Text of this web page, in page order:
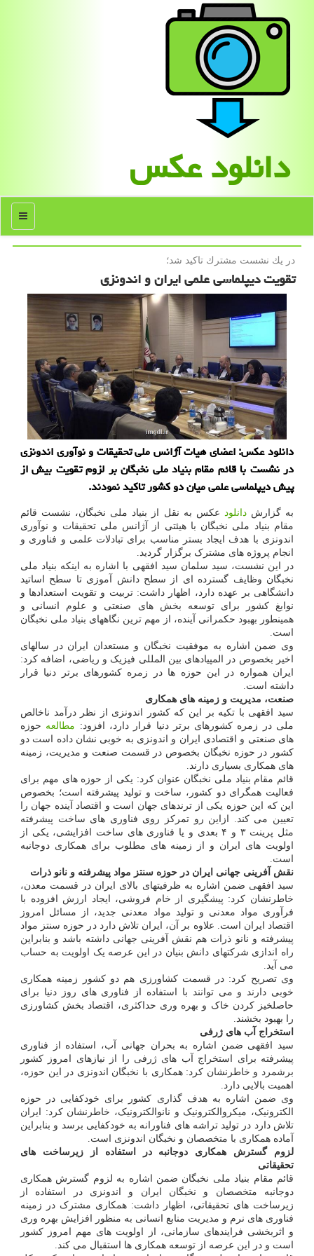
دانلود عكس
منو
در یك نشست مشترك تاكید شد؛
تقویت دیپلماسی علمی ایران و اندونزی
دانلود عکس: اعضای هیات آژانس ملی تحقیقات و نوآوری اندونزی
در نشست با قائم مقام بنیاد ملی نخبگان بر لزوم تقویت بیش از
پیش دیپلماسی علمی میان دو کشور تاکید نمودند.
به گزارشدانلود عکس به نقل از بنیاد ملی نخبگان، نشست قائم
مقام بنیاد ملی نخبگان با هیئتی از آژانس ملی تحقیقات و نوآوری
اندونزی با هدف ایجاد بستر مناسب برای تبادلات علمی و فناوری و
انجام پروژه های مشترک برگزار گردید.
در این نشست، سید سلمان سید افقهی با اشاره به اینکه بنیاد ملی
نخبگان وظایف گسترده‎ ای از سطح دانش آموزی تا سطح اساتید
دانشگاهی بر عهده دارد، اظهار داشت: تربیت و تقویت استعدادها و
نوابغ کشور برای توسعه بخش های صنعتی و علوم انسانی و
همینطور بهبود حکمرانی آینده، از مهم ترین نگاههای بنیاد ملی نخبگان
است.
وی ضمن اشاره به موفقیت نخبگان و مستعدان ایران در سالهای
اخیر بخصوص در المپیادهای بین المللی فیزیک و ریاضی، اضافه کرد:
ایران همواره در این حوزه ها در زمره کشورهای برتر دنیا قرار
داشته است.
صنعت، مدیریت و زمینه های همکاری
سید افقهی با تکیه بر این که کشور اندونزی از نظر درآمد ناخالص
ملی در زمره کشورهای برتر دنیا قرار دارد، افزود: مطالعه حوزه
های صنعتی و اقتصادی ایران و اندونزی به خوبی نشان داده است دو
کشور در حوزه نخبگان بخصوص در قسمت صنعت و مدیریت، زمینه
های همکاری بسیاری دارند.
قائم مقام بنیاد ملی نخبگان عنوان کرد: یکی از حوزه های مهم برای
فعالیت همگرای دو کشور، ساخت و تولید پیشرفته است؛ بخصوص
این که این حوزه یکی از ترندهای جهان است و اقتصاد آینده جهان را
تعیین می کند. ازاین رو تمرکز روی فناوری های ساخت پیشرفته
مثل پرینت ۳ و ۴ بعدی و یا فناوری های ساخت افزایشی، یکی از
اولویت های ایران و از زمینه های مطلوب برای همکاری دوجانبه
است.
نقش آفرینی جهانی ایران در حوزه سنتز مواد پیشرفته و نانو ذرات
سید افقهی ضمن اشاره به ظرفیتهای بالای ایران در قسمت معدن،
خاطرنشان کرد: پیشگیری از خام فروشی، ایجاد ارزش افزوده با
فرآوری مواد معدنی و تولید مواد معدنی جدید، از مسائل امروز
اقتصاد ایران است. علاوه بر آن، ایران تلاش دارد در حوزه سنتز مواد
پیشرفته و نانو ذرات هم نقش آفرینی جهانی داشته باشد و بنابراین
راه اندازی شرکتهای دانش بنیان در این عرصه یک اولویت به حساب
می آید.
وی تصریح کرد: در قسمت کشاورزی هم دو کشور زمینه همکاری
خوبی دارند و می توانند با استفاده از فناوری های روز دنیا برای
حاصلخیز کردن خاک و بهره وری حداکثری، اقتصاد بخش کشاورزی
را بهبود بخشند.
استخراج آب های ژرفی
سید افقهی ضمن اشاره به بحران جهانی آب، استفاده از فناوری
پیشرفته برای استخراج آب های ژرفی را از نیازهای امروز کشور
برشمرد و خاطرنشان کرد: همکاری با نخبگان اندونزی در این حوزه،
اهمیت بالایی دارد.
وی ضمن اشاره به هدف گذاری کشور برای خودکفایی در حوزه
الکترونیک، میکروالکترونیک و نانوالکترونیک، خاطرنشان کرد: ایران
تلاش دارد در تولید تراشه های فناورانه به خودکفایی برسد و بنابراین
آماده همکاری با متخصصان و نخبگان اندونزی است.
لزوم گسترش همکاری دوجانبه در استفاده از زیرساخت های
تحقیقاتی
قائم مقام بنیاد ملی نخبگان ضمن اشاره به لزوم گسترش همکاری
دوجانبه متخصصان و نخبگان ایران و اندونزی در استفاده از
زیرساخت های تحقیقاتی، اظهار داشت: همکاری مشترک در زمینه
فناوری های نرم و مدیریت منابع انسانی به منظور افزایش بهره وری
و اثربخشی فرایندهای سازمانی، از اولویت های مهم امروز کشور
است و در این عرصه از توسعه همکاری ها استقبال می کند.